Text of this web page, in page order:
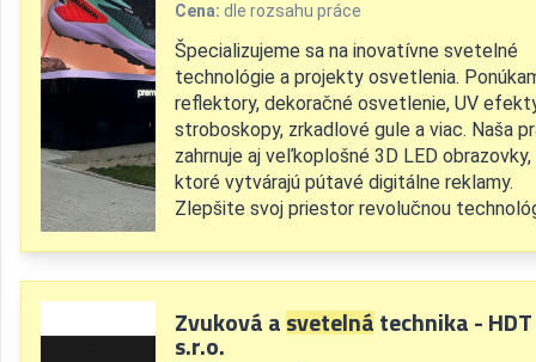
Cena: dle rozsahu práce
Špecializujeme sa na inovatívne svetelné
technológie a projekty osvetlenia.
reflektory, dekoračné osvetlenie, UV
stroboskopy, zrkadlové gule a viac. Naša
zahrnuje aj veľkoplošné 3D LED obrazovky,
ktoré vytvárajú pútavé digitálne reklamy.
Zlepšite svoj priestor revolučnou
Zvuková asvetelnátechnika - HDT
s.r.o.